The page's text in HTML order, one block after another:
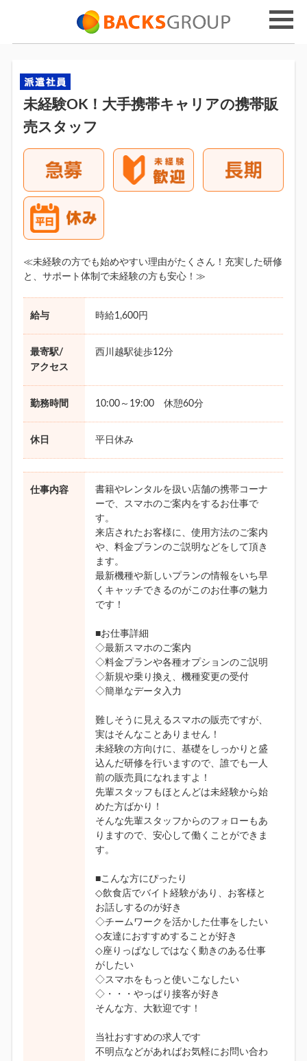
未経験OK！大手携帯キャリアの携帯販
売スタッフ
≪未経験の方でも始めやすい理由がたくさん！充実した研修
と、サポート体制で未経験の方も安心！≫
給与 時給1,600円
最寄駅/
アクセス
西川越駅徒歩12分
勤務時間 10:00～19:00 休憩60分
休日 平日休み
仕事内容
書籍やレンタルを扱い店舗の携帯コーナ
ーで、スマホのご案内をするお仕事で
す。
来店されたお客様に、使用方法のご案内
や、料金プランのご説明などをして頂き
ます。
最新機種や新しいプランの情報をいち早
くキャッチできるのがこのお仕事の魅力
です！
■お仕事詳細
◇最新スマホのご案内
◇料金プランや各種オプションのご説明
◇新規や乗り換え、機種変更の受付
◇簡単なデータ入力
難しそうに見えるスマホの販売ですが、
実はそんなことありません！
未経験の方向けに、基礎をしっかりと盛
込んだ研修を行いますので、誰でも一人
前の販売員になれますよ！
先輩スタッフもほとんどは未経験から始
めた方ばかり！
そんな先輩スタッフからのフォローもあ
りますので、安心して働くことができま
す。
■こんな方にぴったり
◇飲食店でバイト経験があり、お客様と
お話しするのが好き
◇チームワークを活かした仕事をしたい
◇友達におすすめすることが好き
◇座りっぱなしではなく動きのある仕事
がしたい
◇スマホをもっと使いこなしたい
◇・・・やっぱり接客が好き
そんな方、大歓迎です！
当社おすすめの求人です
不明点などがあればお気軽にお問い合わ